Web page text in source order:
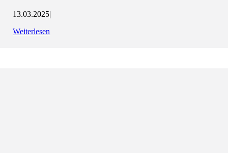
13.03.2025|
Weiterlesen